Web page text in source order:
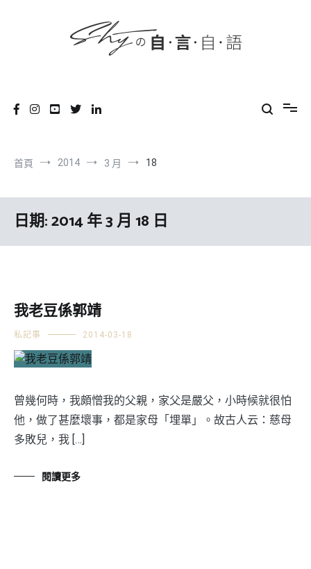
首頁 2014 3 月 18
日期:2014 年 3 月 18 日
我老豆係郭靖
私記事 2014-03-18
曾幾何時，我頗憎我的父親，家父是嚴父，小時候就很怕
他，做了甚麼壞事，都是家母「埋單」。故古人云：慈母
多敗兒，我 […]
閱讀更多